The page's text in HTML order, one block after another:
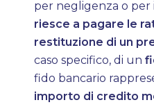
per negligenza o per
riesce a pagare le
restituzione di un
caso specifico, di un
fido bancario
importo di credito